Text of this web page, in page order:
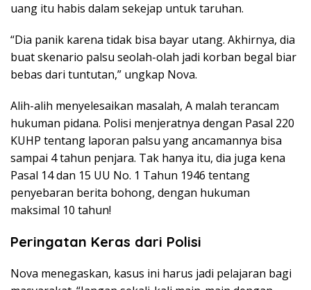
uang itu habis dalam sekejap untuk taruhan.
“Dia panik karena tidak bisa bayar utang. Akhirnya, dia
buat skenario palsu seolah-olah jadi korban begal biar
bebas dari tuntutan,” ungkap Nova.
Alih-alih menyelesaikan masalah, A malah terancam
hukuman pidana. Polisi menjeratnya dengan Pasal 220
KUHP tentang laporan palsu yang ancamannya bisa
sampai 4 tahun penjara. Tak hanya itu, dia juga kena
Pasal 14 dan 15 UU No. 1 Tahun 1946 tentang
penyebaran berita bohong, dengan hukuman
maksimal 10 tahun!
Peringatan Keras dari Polisi
Nova menegaskan, kasus ini harus jadi pelajaran bagi